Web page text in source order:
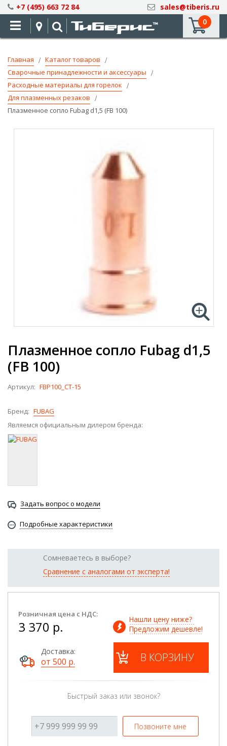
Skip
to
Content
+7 (495) 663 72 84
sales@tiberis.ru
0
Главная
Каталог товаров
Сварочные принадлежности и аксессуары
Расходные материалы для горелок
Для плазменных резаков
Плазменное сопло Fubag d1,5 (FB 100)
Плазменное сопло Fubag d1,5
(FB 100)
Артикул: FBP100_CT-15
Бренд: FUBAG
Являемся официальным дилером бренда:
Задать вопрос о модели
Подробные характеристики
Сомневаетесь в выборе?
Сравнение с аналогами от эксперта!
Розничная цена с НДС:
3 370 р.
Нашли цену ниже?
Предложим дешевле!
Доставка:
от 500 р. В КОРЗИНУ
Быстрый заказ или звонок?
Позвоните мне